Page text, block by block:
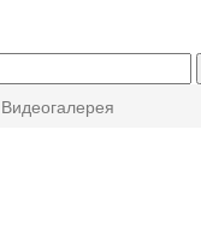
Видеогалерея